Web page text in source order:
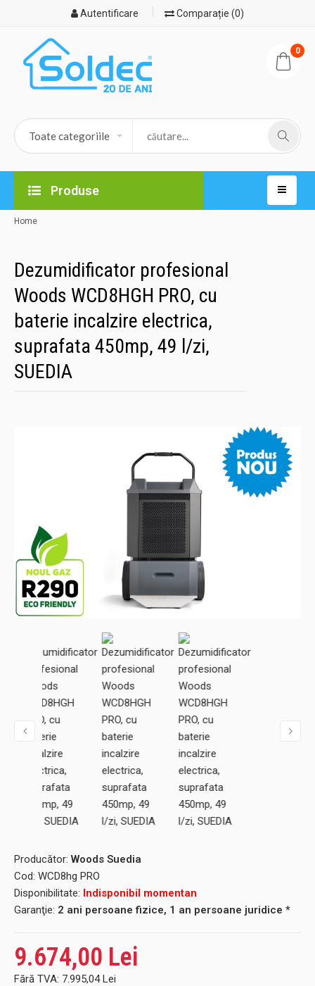
Autentificare Comparație (0)
0
Produse
Home
Dezumidificator profesional
Woods WCD8HGH PRO, cu
baterie incalzire electrica,
suprafata 450mp, 49 l/zi,
SUEDIA
Producător: Woods Suedia
Cod: WCD8hg PRO
Disponibilitate: Indisponibil momentan
Garanţie: 2 ani persoane fizice, 1 an persoane juridice *
9.674,00 Lei
Fără TVA: 7.995,04 Lei